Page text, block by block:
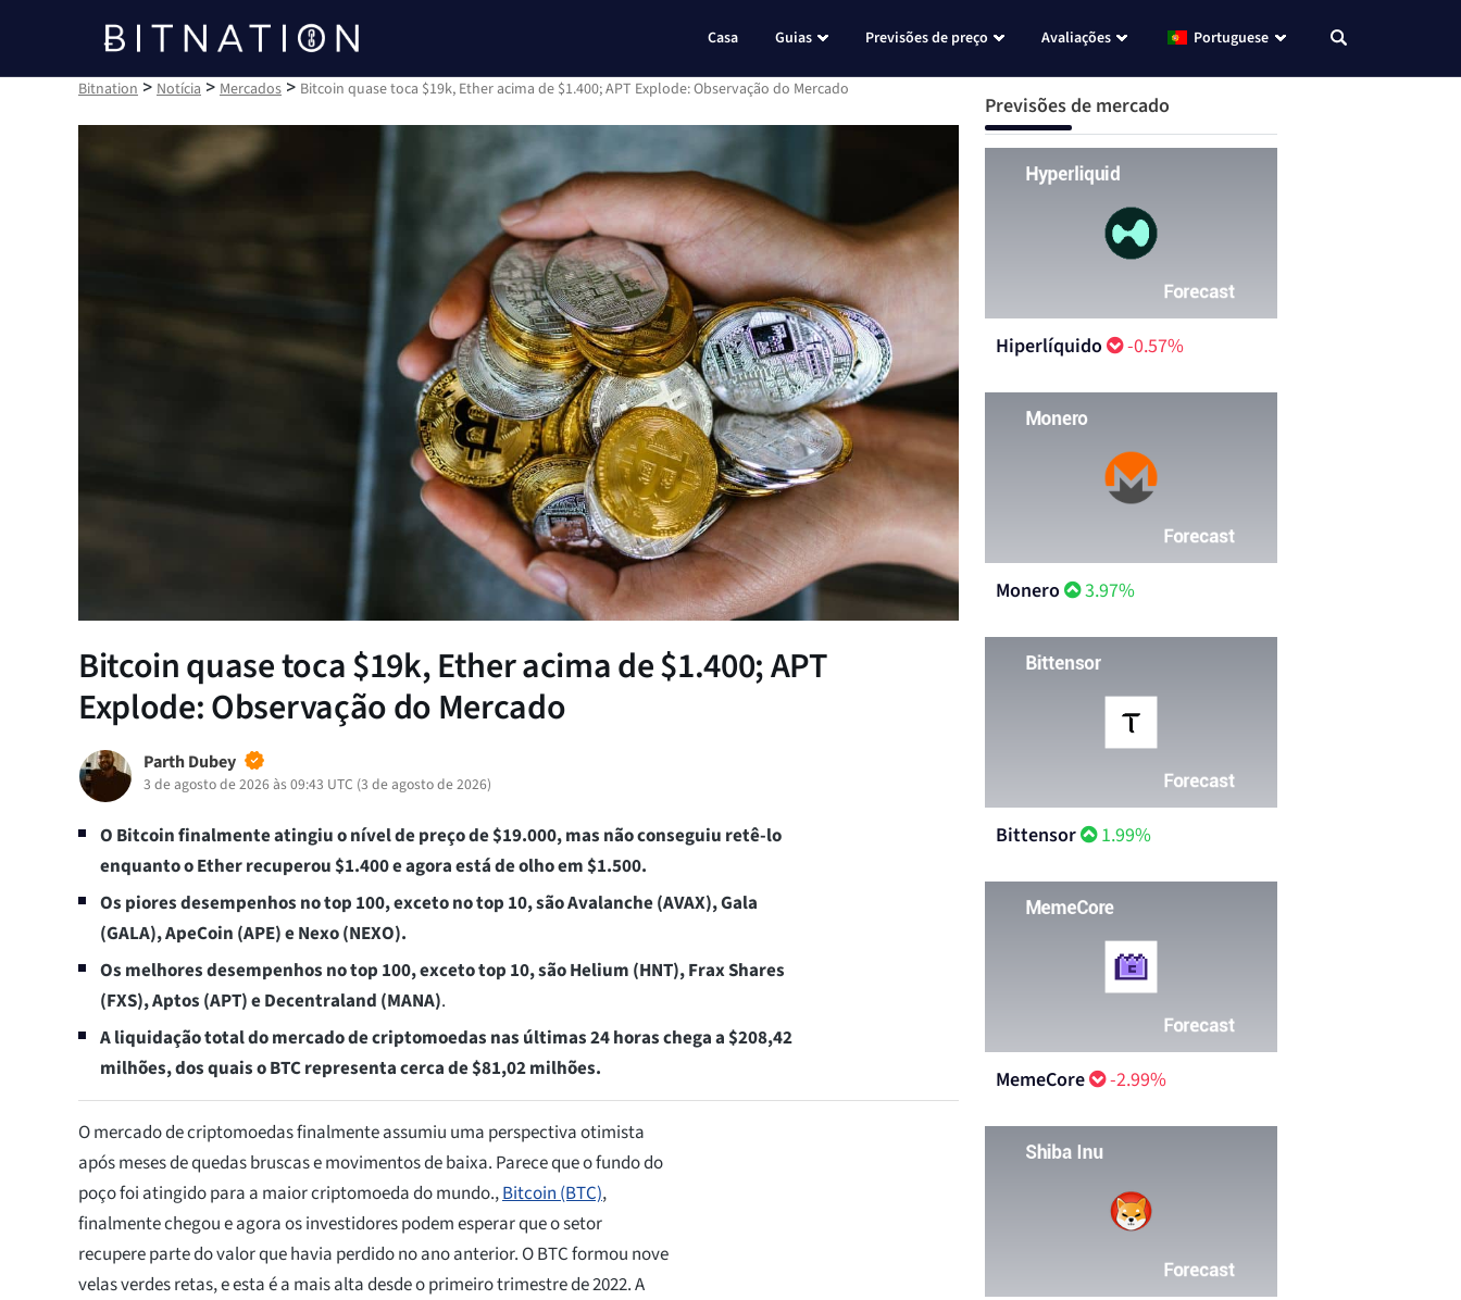
Bitnation
Casa Guias Previsões de preço Avaliações Portuguese
Bitnation > Notícia > Mercados > Bitcoin quase toca $19k, Ether acima de $1.400; APT Explode: Observação do Mercado
Bitcoin quase toca $19k, Ether acima de $1.400; APT
Explode: Observação do Mercado
Parth Dubey
3 de agosto de 2026 às 09:43 UTC (3 de agosto de 2026)
O Bitcoin finalmente atingiu o nível de preço de $19.000, mas não conseguiu retê-lo
enquanto o Ether recuperou $1.400 e agora está de olho em $1.500.
Os piores desempenhos no top 100, exceto no top 10, são Avalanche (AVAX), Gala
(GALA), ApeCoin (APE) e Nexo (NEXO).
Os melhores desempenhos no top 100, exceto top 10, são Helium (HNT), Frax Shares
(FXS), Aptos (APT) e Decentraland (MANA).
A liquidação total do mercado de criptomoedas nas últimas 24 horas chega a $208,42
milhões, dos quais o BTC representa cerca de $81,02 milhões.
O mercado de criptomoedas finalmente assumiu uma perspectiva otimista
após meses de quedas bruscas e movimentos de baixa. Parece que o fundo do
poço foi atingido para a maior criptomoeda do mundo.,Bitcoin (BTC),
finalmente chegou e agora os investidores podem esperar que o setor
recupere parte do valor que havia perdido no ano anterior. O BTC formou nove
velas verdes retas, e esta é a mais alta desde o primeiro trimestre de 2022. A
Previsões de mercado
Hiperlíquido -0.57%
Monero 3.97%
Bittensor 1.99%
MemeCore -2.99%